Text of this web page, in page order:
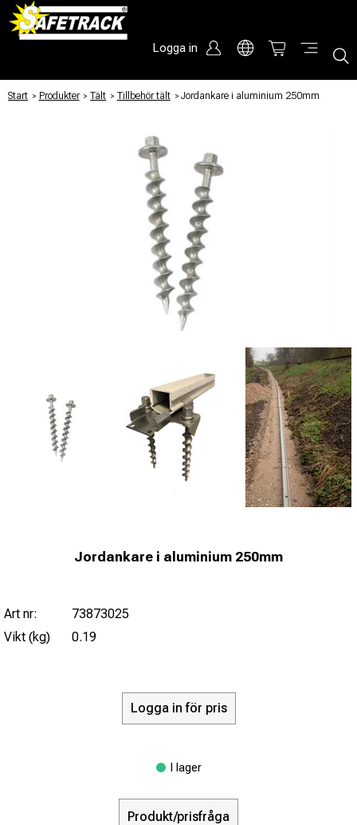
Logga in
Start / Produkter / Tält / Tillbehör tält / Jordankare i aluminium 250mm
Jordankare i aluminium 250mm
Art nr:
73873025
Vikt (kg)
0.19
Logga in för pris
I lager
Produkt/prisfråga